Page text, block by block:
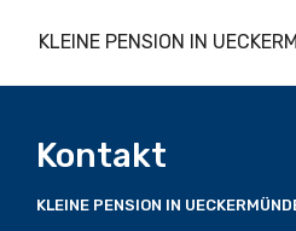
KLEINE PENSION IN
Kontakt
KLEINE PENSION IN